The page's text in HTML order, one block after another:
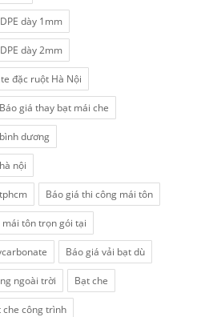
dày 1mm
dày 2mm
đặc ruột Hà Nội
Báo giá thay bạt mái che
dương
nội
Báo giá thi công mái tôn
tôn trọn gói tại
Báo giá vải bạt dù
ngoài trời Bạt che
che công trình